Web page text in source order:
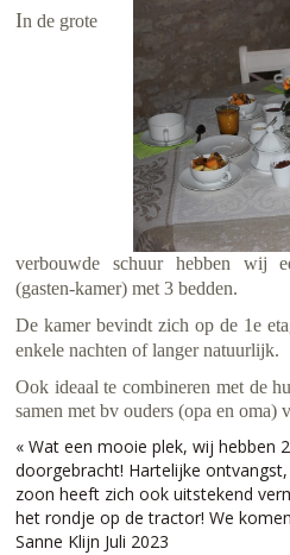
ACTIVITEITEN
EVENEMENTEN
ROUTE
PRIJZEN
CONTACT &
In de grote
verbouwde schuur hebben wij
(gasten-kamer) met 3 bedden.
De kamer bevindt zich op de 1e
enkele nachten of langer natuurlijk.
Ook ideaal te combineren met de
samen met bv ouders (opa en oma)
« Wat een mooie plek, wij hebben
doorgebracht! Hartelijke
zoon heeft zich ook uitstekend
het rondje op de tractor! We
Sanne Klijn Juli 2023